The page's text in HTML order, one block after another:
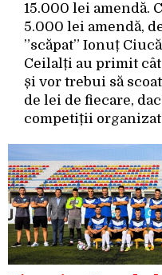
15.000 lei amendă.
5.000 lei amendă,
”scăpat” Ionuț
Ceilalți au primit
și vor trebui să
de lei de fiecare,
competiții